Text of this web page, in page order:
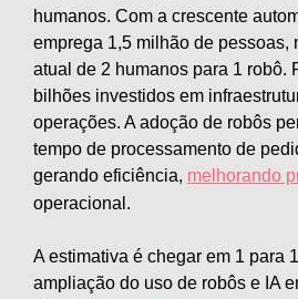
humanos. Com a crescente
emprega 1,5 milhão de pessoas,
atual de 2 humanos para 1 robô.
bilhões investidos em
operações. A adoção de robôs
tempo de processamento de
gerando eficiência, melhorando
operacional.
A estimativa é chegar em 1 para
ampliação do uso de robôs e IA